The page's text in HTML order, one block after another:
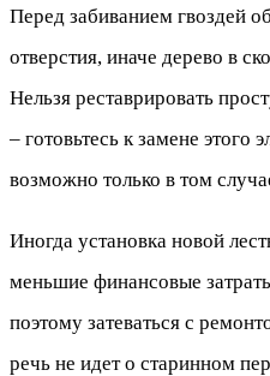
Перед забиванием гвоздей
отверстия, иначе дерево в
Нельзя реставрировать
– готовьтесь к замене этого
возможно только в том
Иногда установка новой
меньшие финансовые
поэтому затеваться с
речь не идет о старинном